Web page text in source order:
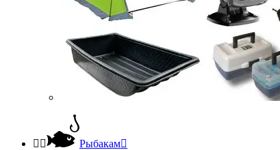
  Рыбакам